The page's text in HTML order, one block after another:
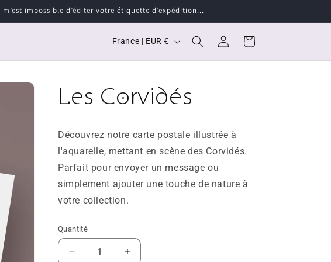
impossible d’éditer votre étiquette d’expédition...
s
r
é
g
i
o
France | EUR € ConnexionPanier
Les Corvidés
Découvrez notre carte postale illustrée à
l'aquarelle, mettant en scène des Corvidés.
Parfait pour envoyer un message ou
simplement ajouter une touche de nature à
votre collection.
Quantité
Réduire
Augmenter